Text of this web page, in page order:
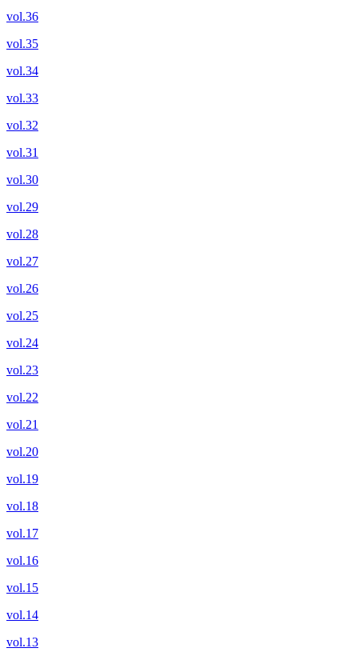
vol.36
vol.35
vol.34
vol.33
vol.32
vol.31
vol.30
vol.29
vol.28
vol.27
vol.26
vol.25
vol.24
vol.23
vol.22
vol.21
vol.20
vol.19
vol.18
vol.17
vol.16
vol.15
vol.14
vol.13